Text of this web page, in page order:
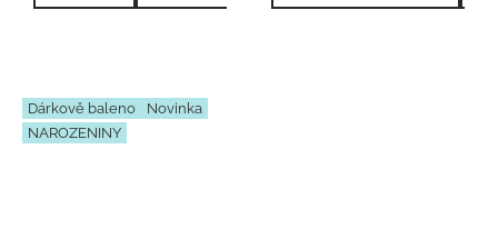
Dárkově baleno
Novinka
NAROZENINY